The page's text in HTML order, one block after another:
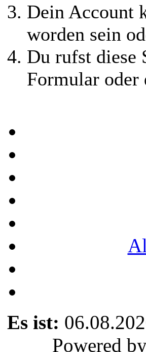
Dein Account
worden sein
Du rufst diese
Formular oder
Es ist:
Powered